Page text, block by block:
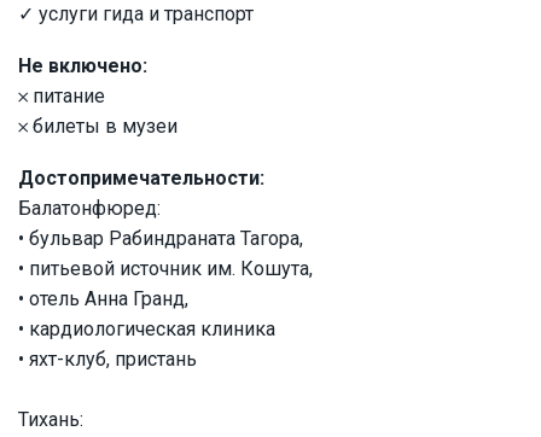
✓ услуги гида и транспорт
Не включено:
𐄂 питание
𐄂 билеты в музеи
Достопримечательности:
Балатонфюред:
• бульвар Рабиндраната Тагора,
• питьевой источник им. Кошута,
• отель Анна Гранд,
• кардиологическая клиника
• яхт-клуб, пристань
Тихань: